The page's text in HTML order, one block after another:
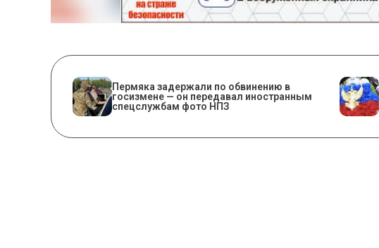
Пермяка задержали по обвинению в
госизмене — он передавал иностранным
спецслужбам фото НПЗ